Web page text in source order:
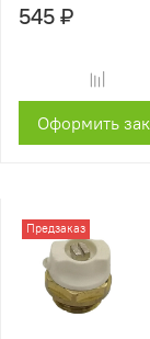
545 ₽
Оформить
Предзаказ